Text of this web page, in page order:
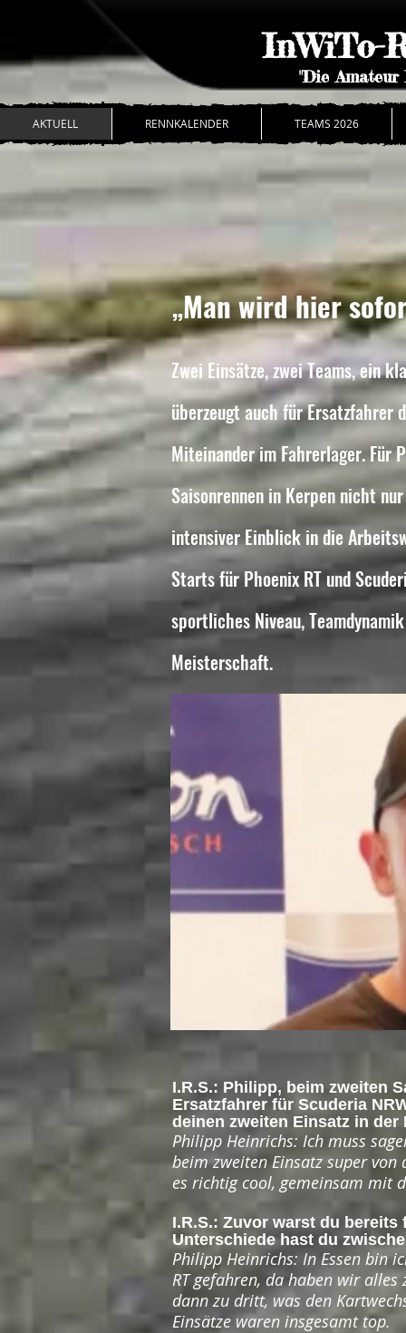
InWiTo-
"Die
AKTUELL RENNKALENDER TEAMS 2026
„Man wird hier
Zwei Einsätze, zwei Teams, ein
überzeugt auch für Ersatzfahrer
Miteinander im Fahrerlager. Für
Saisonrennen in Kerpen nicht
intensiver Einblick in die
Starts für Phoenix RT und
sportliches Niveau,
Meisterschaft.
I.R.S.: Philipp, beim zweiten
Ersatzfahrer für Scuderia
deinen zweiten Einsatz in
Philipp Heinrichs: Ich muss
beim zweiten Einsatz super
es richtig cool, gemeinsam mit
I.R.S.: Zuvor warst du bereits
Unterschiede hast du
Philipp Heinrichs: In Essen bin
RT gefahren, da haben wir
dann zu dritt, was den
Einsätze waren insgesamt top.